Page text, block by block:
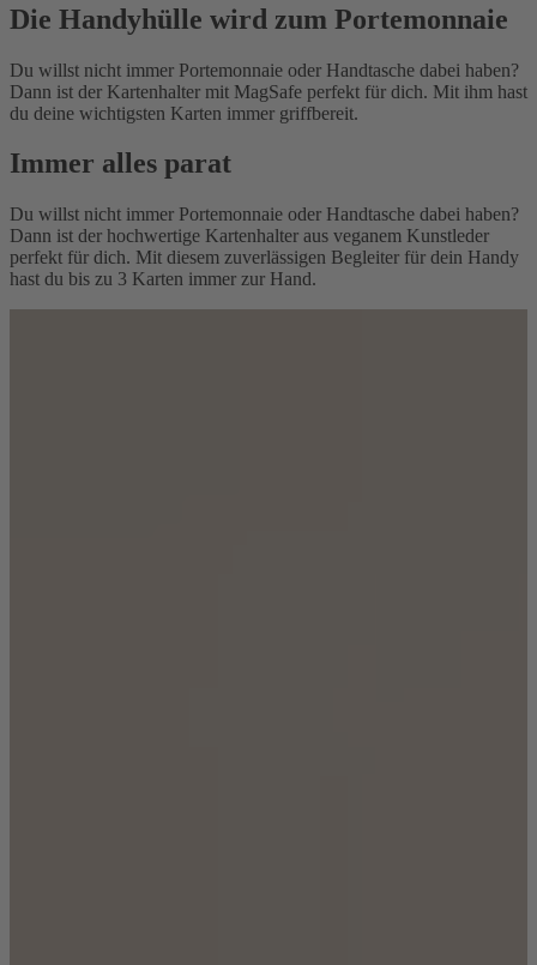
Die Handyhülle wird zum Portemonnaie
Du willst nicht immer Portemonnaie oder Handtasche dabei haben?
Dann ist der Kartenhalter mit MagSafe perfekt für dich. Mit ihm hast
du deine wichtigsten Karten immer griffbereit.
Immer alles parat
Du willst nicht immer Portemonnaie oder Handtasche dabei haben?
Dann ist der hochwertige Kartenhalter aus veganem Kunstleder
perfekt für dich. Mit diesem zuverlässigen Begleiter für dein Handy
hast du bis zu 3 Karten immer zur Hand.